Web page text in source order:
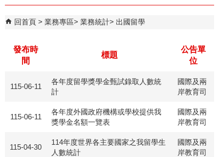
回首頁 業務專區 業務統計 出國留學
發布時
間
標題
公告單
位
115-06-11
各年度留學獎學金甄試錄取人數統
計
國際及兩
岸教育司
115-06-11
各年度外國政府機構或學校提供我
獎學金名額一覽表
國際及兩
岸教育司
115-04-30
114年度世界各主要國家之我留學生
人數統計
國際及兩
岸教育司